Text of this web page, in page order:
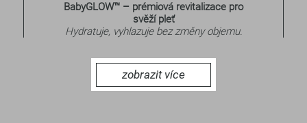
BabyGLOW™ – prémiová revitalizace pro
svěží pleť
Hydratuje, vyhlazuje bez změny objemu.
zobrazit více